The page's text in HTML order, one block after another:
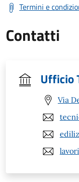
Termini e
Contatti
Ufficio
Via